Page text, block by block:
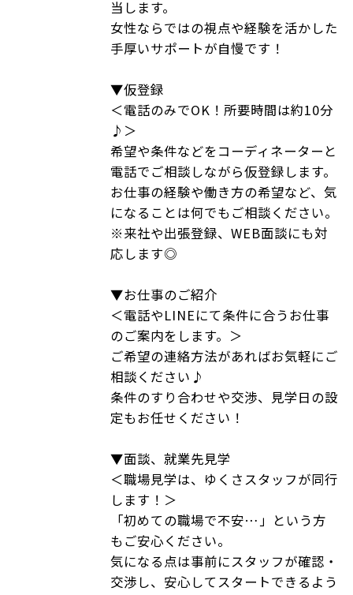
当します。
女性ならではの視点や経験を活かした
手厚いサポートが自慢です！
▼仮登録
＜電話のみでOK！所要時間は約10分
♪＞
希望や条件などをコーディネーターと
電話でご相談しながら仮登録します。
お仕事の経験や働き方の希望など、気
になることは何でもご相談ください。
※来社や出張登録、WEB面談にも対
応します◎
▼お仕事のご紹介
＜電話やLINEにて条件に合うお仕事
のご案内をします。＞
ご希望の連絡方法があればお気軽にご
相談ください♪
条件のすり合わせや交渉、見学日の設
定もお任せください！
▼面談、就業先見学
＜職場見学は、ゆくさスタッフが同行
します！＞
「初めての職場で不安…」という方
もご安心ください。
気になる点は事前にスタッフが確認・
交渉し、安心してスタートできるよう